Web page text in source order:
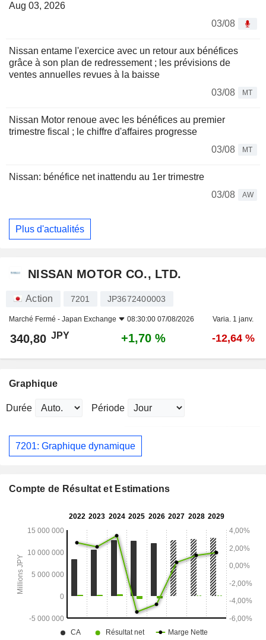
Aug 03, 2026
03/08
Nissan entame l'exercice avec un retour aux bénéfices
grâce à son plan de redressement ; les prévisions de
ventes annuelles revues à la baisse
03/08
MT
Nissan Motor renoue avec les bénéfices au premier
trimestre fiscal ; le chiffre d'affaires progresse
03/08
MT
Nissan: bénéfice net inattendu au 1er trimestre
03/08
AW
Plus d'actualités
NISSAN MOTOR CO., LTD.
Action 7201 JP3672400003
Marché Fermé - Japan Exchange 08:30:00 07/08/2026 Varia. 1 janv.
340,80 JPY +1,70 % -12,64 %
Graphique
Durée Période
7201: Graphique dynamique
Compte de Résultat et Estimations